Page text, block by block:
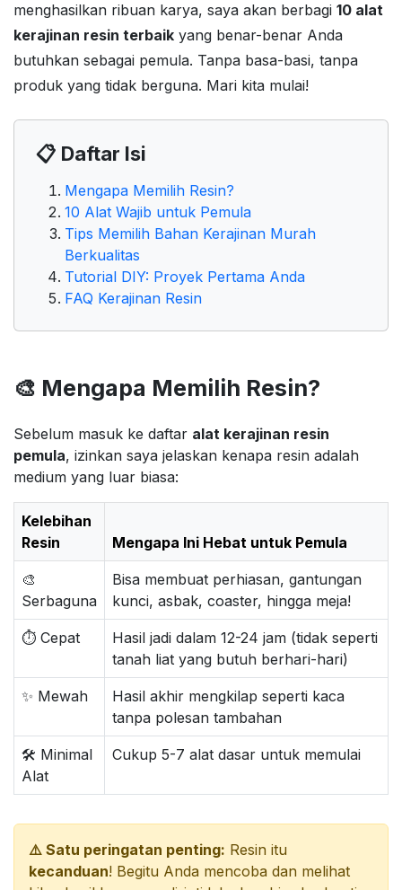
menghasilkan ribuan karya, saya akan berbagi 10 alat
kerajinan resin terbaik yang benar-benar Anda
butuhkan sebagai pemula. Tanpa basa-basi, tanpa
produk yang tidak berguna. Mari kita mulai!
📋 Daftar Isi
Mengapa Memilih Resin?
10 Alat Wajib untuk Pemula
Tips Memilih Bahan Kerajinan Murah
Berkualitas
Tutorial DIY: Proyek Pertama Anda
FAQ Kerajinan Resin
🎨 Mengapa Memilih Resin?
Sebelum masuk ke daftar alat kerajinan resin
pemula, izinkan saya jelaskan kenapa resin adalah
medium yang luar biasa:
Kelebihan
Resin
Mengapa Ini Hebat untuk Pemula
🎨
Serbaguna
Bisa membuat perhiasan, gantungan
kunci, asbak, coaster, hingga meja!
⏱️ Cepat
Hasil jadi dalam 12-24 jam (tidak seperti
tanah liat yang butuh berhari-hari)
✨ Mewah
Hasil akhir mengkilap seperti kaca
tanpa polesan tambahan
🛠️ Minimal
Alat
Cukup 5-7 alat dasar untuk memulai
⚠️ Satu peringatan penting: Resin itu
kecanduan! Begitu Anda mencoba dan melihat